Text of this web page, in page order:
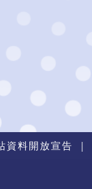
資料開放宣告 ｜